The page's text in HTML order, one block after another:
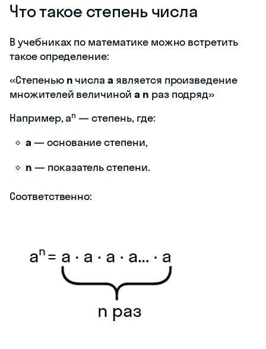
Что такое степень числа
В учебниках по математике можно встретить
такое определение:
«Степенью nчислаа является произведение
множителей величиной а n раз подряд»
Например, an — степень, где:
a — основание степени,
n — показатель степени.
Соответственно: